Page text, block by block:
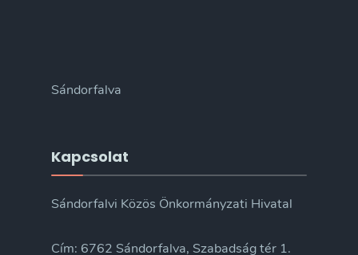
Sándorfalva
Kapcsolat
Sándorfalvi Közös Önkormányzati Hivatal
Cím: 6762 Sándorfalva, Szabadság tér 1.